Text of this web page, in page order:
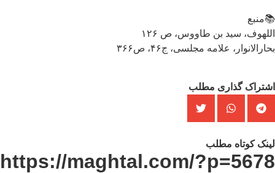
سید بن طاووس، ص ۱۲۶
علامه مجلسی، ج۴۶، ص۳۶۶
گذاری مطلب
کوتاه مطلب
https://maghtal.com/